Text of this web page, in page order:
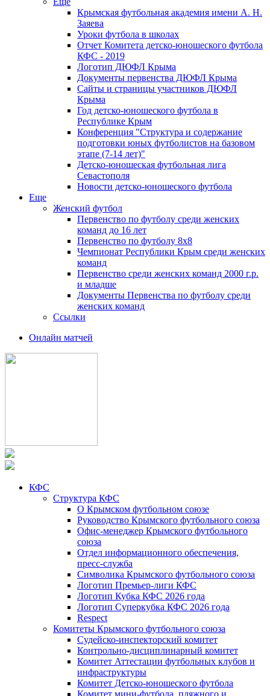
Крымская футбольная академия имени А. Н.
Заяева
Уроки футбола в школах
Отчет Комитета детско-юношеского футбола
КФС - 2019
Логотип ДЮФЛ Крыма
Документы первенства ДЮФЛ Крыма
Сайты и страницы участников ДЮФЛ
Крыма
Год детско-юношеского футбола в
Республике Крым
Конференция "Структура и содержание
подготовки юных футболистов на базовом
этапе (7-14 лет)"
Детско-юношеская футбольная лига
Севастополя
Новости детско-юношеского футбола
Еще
Женский футбол
Первенство по футболу среди женских
команд до 16 лет
Первенство по футболу 8х8
Чемпионат Республики Крым среди женских
команд
Первенство среди женских команд 2000 г.р.
и младше
Документы Первенства по футболу среди
женских команд
Ссылки
Онлайн матчей
КФС
Структура КФС
О Крымском футбольном союзе
Руководство Крымского футбольного союза
Офис-менеджер Крымского футбольного
союза
Отдел информационного обеспечения,
пресс-служба
Символика Крымского футбольного союза
Логотип Премьер-лиги КФС
Логотип Кубка КФС 2026 года
Логотип Суперкубка КФС 2026 года
Respect
Комитеты Крымского футбольного союза
Судейско-инспекторский комитет
Контрольно-дисциплинарный комитет
Комитет Аттестации футбольных клубов и
инфраструктуры
Комитет Детско-юношеского футбола
Комитет мини-футбола, пляжного и